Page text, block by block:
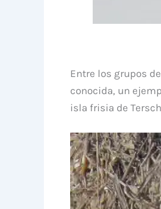
Entre los grupos
conocida, un
isla frisia de